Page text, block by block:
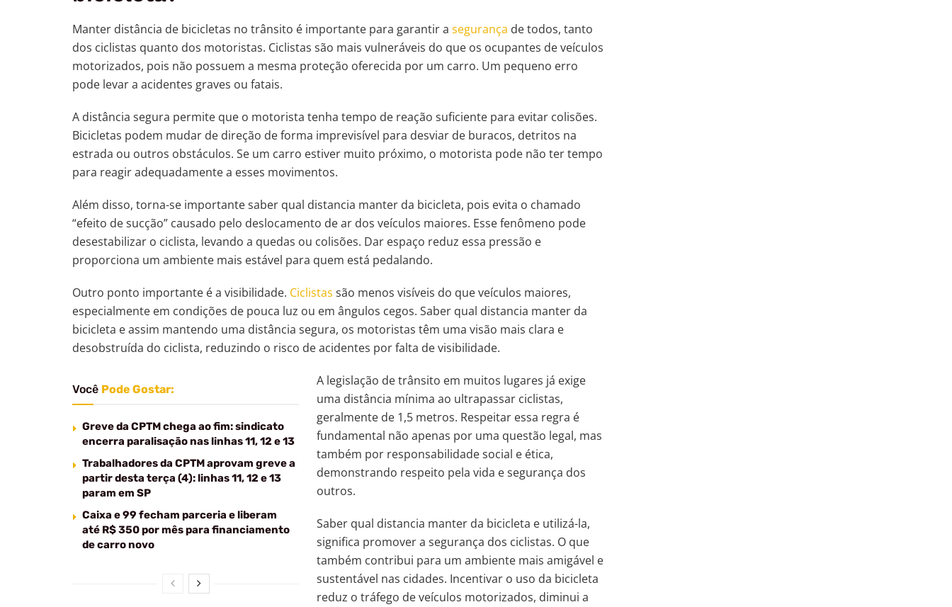
Manter distância de bicicletas no trânsito é importante para garantir a segurança de todos, tanto
dos ciclistas quanto dos motoristas. Ciclistas são mais vulneráveis do que os ocupantes de veículos
motorizados, pois não possuem a mesma proteção oferecida por um carro. Um pequeno erro
pode levar a acidentes graves ou fatais.
A distância segura permite que o motorista tenha tempo de reação suficiente para evitar colisões.
Bicicletas podem mudar de direção de forma imprevisível para desviar de buracos, detritos na
estrada ou outros obstáculos. Se um carro estiver muito próximo, o motorista pode não ter tempo
para reagir adequadamente a esses movimentos.
Além disso, torna-se importante saber qual distancia manter da bicicleta, pois evita o chamado
“efeito de sucção” causado pelo deslocamento de ar dos veículos maiores. Esse fenômeno pode
desestabilizar o ciclista, levando a quedas ou colisões. Dar espaço reduz essa pressão e
proporciona um ambiente mais estável para quem está pedalando.
Outro ponto importante é a visibilidade. Ciclistas são menos visíveis do que veículos maiores,
especialmente em condições de pouca luz ou em ângulos cegos. Saber qual distancia manter da
bicicleta e assim mantendo uma distância segura, os motoristas têm uma visão mais clara e
desobstruída do ciclista, reduzindo o risco de acidentes por falta de visibilidade.
Você Pode Gostar:
Greve da CPTM chega ao fim: sindicato
encerra paralisação nas linhas 11, 12 e 13
Trabalhadores da CPTM aprovam greve a
partir desta terça (4): linhas 11, 12 e 13
param em SP
Caixa e 99 fecham parceria e liberam
até R$ 350 por mês para financiamento
de carro novo
A legislação de trânsito em muitos lugares já exige
uma distância mínima ao ultrapassar ciclistas,
geralmente de 1,5 metros. Respeitar essa regra é
fundamental não apenas por uma questão legal, mas
também por responsabilidade social e ética,
demonstrando respeito pela vida e segurança dos
outros.
Saber qual distancia manter da bicicleta e utilizá-la,
significa promover a segurança dos ciclistas. O que
também contribui para um ambiente mais amigável e
sustentável nas cidades. Incentivar o uso da bicicleta
reduz o tráfego de veículos motorizados, diminui a